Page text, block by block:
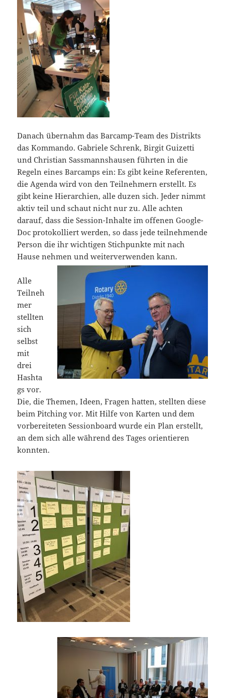
Danach übernahm das Barcamp-Team des Distrikts
das Kommando. Gabriele Schrenk, Birgit Guizetti
und Christian Sassmannshausen führten in die
Regeln eines Barcamps ein: Es gibt keine Referenten,
die Agenda wird von den Teilnehmern erstellt. Es
gibt keine Hierarchien, alle duzen sich. Jeder nimmt
aktiv teil und schaut nicht nur zu. Alle achten
darauf, dass die Session-Inhalte im offenen Google-
Doc protokolliert werden, so dass jede teilnehmende
Person die ihr wichtigen Stichpunkte mit nach
Hause nehmen und weiterverwenden kann.
Alle
Teilneh
mer
stellten
sich
selbst
mit
drei
Hashta
gs vor.
Die, die Themen, Ideen, Fragen hatten, stellten diese
beim Pitching vor. Mit Hilfe von Karten und dem
vorbereiteten Sessionboard wurde ein Plan erstellt,
an dem sich alle während des Tages orientieren
konnten.